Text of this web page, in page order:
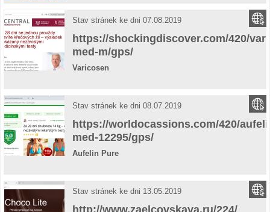
Stav stránek ke dni 07.08.2019
https://shockingdiscover.com/420/
med-m/gps/
Varicosen
Stav stránek ke dni 08.07.2019
https://worldocassions.com/420/
med-12295/gps/
Aufelin Pure
Stav stránek ke dni 13.05.2019
http://www.zaelcovskaya.ru/224/